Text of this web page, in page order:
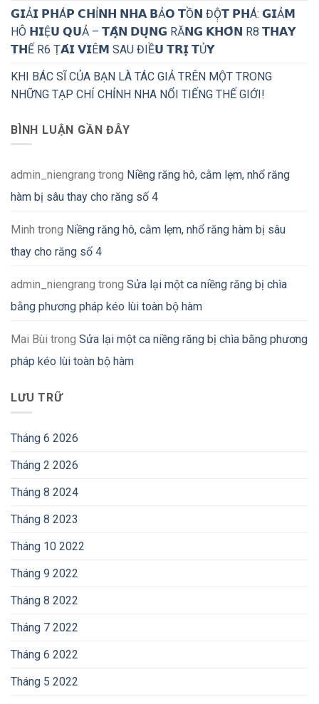
𝗚𝗜Ả𝗜 𝗣𝗛Á𝗣 𝗖𝗛Ỉ𝗡𝗛 𝗡𝗛𝗔 𝗕Ả𝗢 𝗧Ồ𝗡 ĐỘ̣𝗧 𝗣𝗛Á: 𝗚𝗜Ả𝗠
HÔ 𝗛𝗜Ệ𝗨 𝗤𝗨Ả – 𝗧𝗔̣̂𝗡 𝗗𝗨̣𝗡𝗚 RĂ𝗡𝗚 𝗞𝗛𝗢̂𝗡 R8 𝗧𝗛𝗔𝗬
𝗧𝗛Ế R6 Ṭ𝗔́𝗜 𝗩𝗜Ê𝗠 SAU ĐIỀ𝗨 𝗧𝗥𝗜̣ 𝗧Ủ𝗬
KHI BÁC SĨ CỦA BẠN LÀ TÁC GIẢ TRÊN MỘT TRONG
NHỮNG TẠP CHÍ CHỈNH NHA NỔI TIẾNG THẾ GIỚI!
BÌNH LUẬN GẦN ĐÂY
admin_niengrang trong Niềng răng hô, cằm lẹm, nhổ răng
hàm bị sâu thay cho răng số 4
Minh trong Niềng răng hô, cằm lẹm, nhổ răng hàm bị sâu
thay cho răng số 4
admin_niengrang trong Sửa lại một ca niềng răng bị chìa
bằng phương pháp kéo lùi toàn bộ hàm
Mai Bùi trong Sửa lại một ca niềng răng bị chìa bằng phương
pháp kéo lùi toàn bộ hàm
LƯU TRỮ
Tháng 6 2026
Tháng 2 2026
Tháng 8 2024
Tháng 8 2023
Tháng 10 2022
Tháng 9 2022
Tháng 8 2022
Tháng 7 2022
Tháng 6 2022
Tháng 5 2022